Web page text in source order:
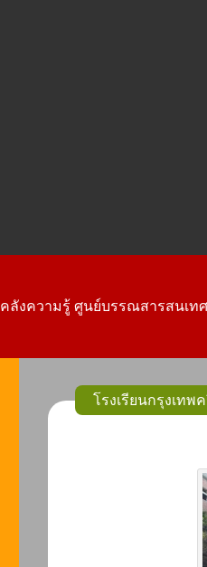
คลังความรู้ ศูนย์บรรณสารสนเท
โรงเรียนกรุงเท